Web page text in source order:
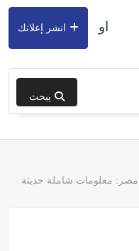
يبحث
او انشر إعلانك
مصر: معلومات شاملة حديثة